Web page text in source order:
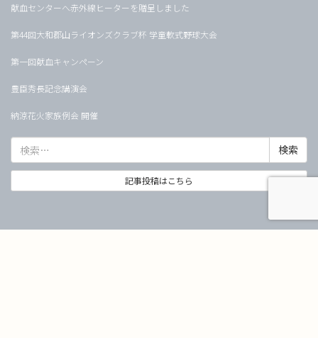
献血センターへ赤外線ヒーターを贈呈しました
第44回大和郡山ライオンズクラブ杯 学童軟式野球大会
第一回献血キャンペーン
豊臣秀長記念講演会
納涼花火家族例会 開催
索:
記事投稿はこちら